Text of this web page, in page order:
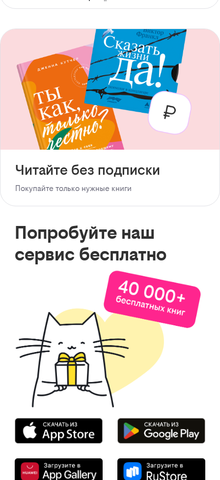
с доступом офлайн
Читайте без подписки
Покупайте только нужные книги
Попробуйте наш
сервис бесплатно